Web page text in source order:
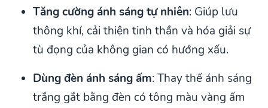
Tăng cường ánh sáng tự nhiên: Giúp lưu
thông khí, cải thiện tinh thần và hóa giải sự
tù đọng của không gian có hướng xấu.
Dùng đèn ánh sáng ấm: Thay thế ánh sáng
trắng gắt bằng đèn có tông màu vàng ấm